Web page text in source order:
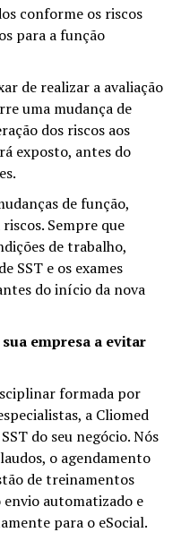
conforme os riscos
para a função
de realizar a avaliação
uma mudança de
dos riscos aos
exposto, antes do
de função,
Sempre que
de trabalho,
SST e os exames
do início da nova
empresa a evitar
formada por
a Cliomed
do seu negócio. Nós
o agendamento
de treinamentos
automatizado e
para o eSocial.